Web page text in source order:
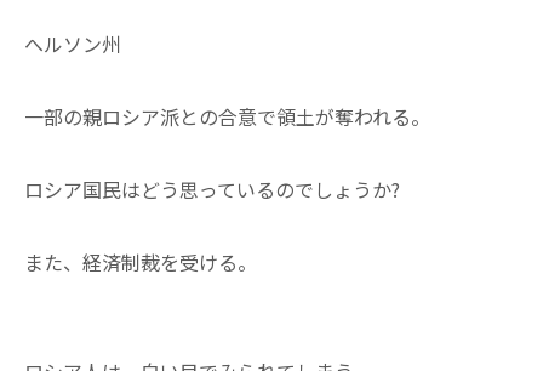
へルソン州
一部の親ロシア派との合意で領土が奪われる。
ロシア国民はどう思っているのでしょうか?
また、経済制裁を受ける。